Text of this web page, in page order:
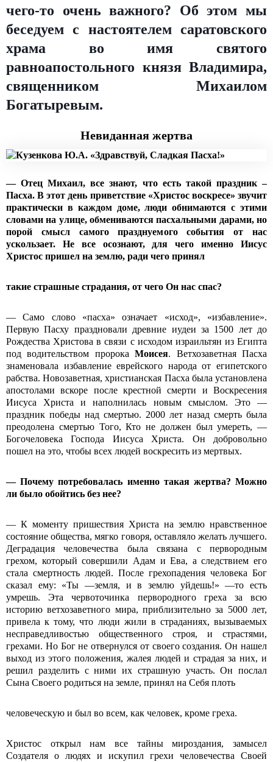
чего-то очень важного? Об этом мы
беседуем с настоятелем саратовского
храма во имя святого
равноапостольного князя Владимира,
священником Михаилом
Богатыревым.
Невиданная жертва
— Отец Михаил, все знают, что есть такой праздник –
Пасха. В этот день приветствие «Христос воскресе» звучит
практически в каждом доме, люди обнимаются с этими
словами на улице, обмениваются пасхальными дарами, но
порой смысл самого празднуемого события от нас
ускользает. Не все осознают, для чего именно Иисус
Христос пришел на землю, ради чего принял
такие страшные страдания, от чего Он нас спас?
— Само слово «пасха» означает «исход», «избавление».
Первую Пасху праздновали древние иудеи за 1500 лет до
Рождества Христова в связи с исходом израильтян из Египта
под водительством пророкаМоисея. Ветхозаветная Пасха
знаменовала избавление еврейского народа от египетского
рабства. Новозаветная, христианская Пасха была установлена
апостолами вскоре после крестной смерти и Воскресения
Иисуса Христа и наполнилась новым смыслом. Это —
праздник победы над смертью. 2000 лет назад смерть была
преодолена смертью Того, Кто не должен был умереть, —
Богочеловека Господа Иисуса Христа. Он добровольно
пошел на это, чтобы всех людей воскресить из мертвых.
— Почему потребовалась именно такая жертва? Можно
ли было обойтись без нее?
— К моменту пришествия Христа на землю нравственное
состояние общества, мягко говоря, оставляло желать лучшего.
Деградация человечества была связана с первородным
грехом, который совершили Адам и Ева, а следствием его
стала смертность людей. После грехопадения человека Бог
сказал ему: «Ты —земля, и в землю уйдешь!» —то есть
умрешь. Эта червоточинка первородного греха за всю
историю ветхозаветного мира, приблизительно за 5000 лет,
привела к тому, что люди жили в страданиях, вызываемых
несправедливостью общественного строя, и страстями,
грехами. Но Бог не отвернулся от своего создания. Он нашел
выход из этого положения, жалея людей и страдая за них, и
решил разделить с ними их страшную участь. Он послал
Сына Своего родиться на земле, принял на Себя плоть
человеческую и был во всем, как человек, кроме греха.
Христос открыл нам все тайны мироздания, замысел
Создателя о людях и искупил грехи человечества Своей